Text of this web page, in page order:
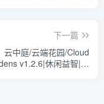
下一篇
云中庭/云端花园/Cloud
v1.2.6|休闲益智|容